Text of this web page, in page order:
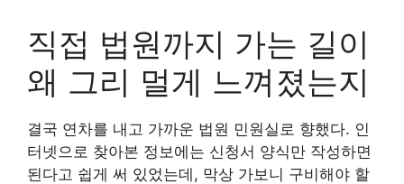
직접 법원까지 가는 길이
왜 그리 멀게 느껴졌는지
결국 연차를 내고 가까운 법원 민원실로 향했다. 인
터넷으로 찾아본 정보에는 신청서 양식만 작성하면
된다고 쉽게 써 있었는데, 막상 가보니 구비해야 할